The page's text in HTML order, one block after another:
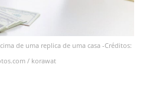
de uma replica de uma casa -Créditos:
/ korawat